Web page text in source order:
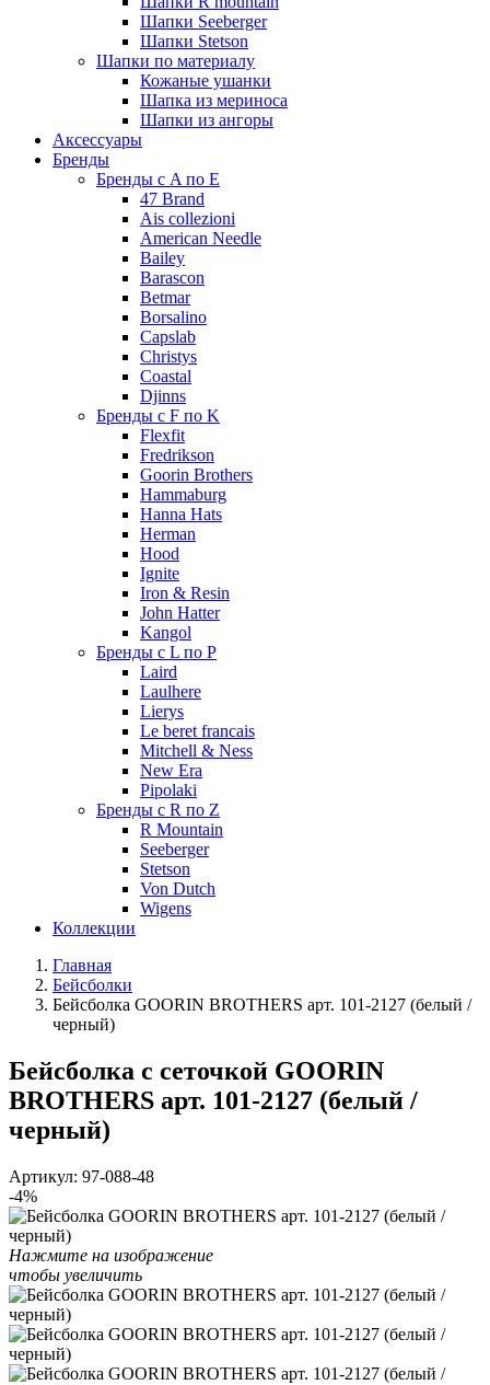
Шапки Seeberger
Шапки Stetson
Шапки по материалу
Кожаные ушанки
Шапка из мериноса
Шапки из ангоры
Аксессуары
Бренды
Бренды с A по E
47 Brand
Ais collezioni
American Needle
Bailey
Barascon
Betmar
Borsalino
Capslab
Christys
Coastal
Djinns
Бренды с F по K
Flexfit
Fredrikson
Goorin Brothers
Hammaburg
Hanna Hats
Herman
Hood
Ignite
Iron & Resin
John Hatter
Kangol
Бренды с L по P
Laird
Laulhere
Lierys
Le beret francais
Mitchell & Ness
New Era
Pipolaki
Бренды с R по Z
R Mountain
Seeberger
Stetson
Von Dutch
Wigens
Коллекции
Главная
Бейсболки
Бейсболка GOORIN BROTHERS арт. 101-2127 (белый /
черный)
Бейсболка с сеточкой GOORIN
BROTHERS арт. 101-2127 (белый /
черный)
Артикул: 97-088-48
-4%
Нажмите на изображение
чтобы увеличить